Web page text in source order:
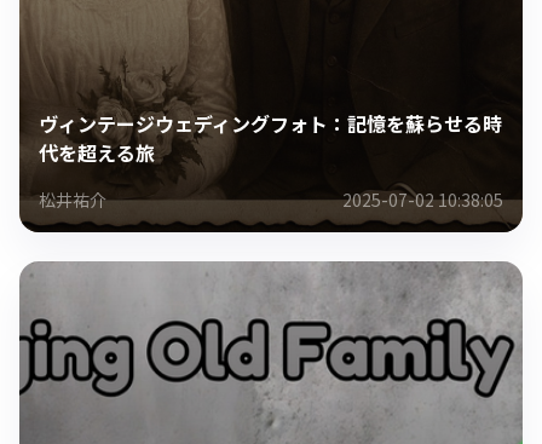
ヴィンテージウェディングフォト：記憶を蘇らせる時
代を超える旅
松井祐介 2025-07-02 10:38:05